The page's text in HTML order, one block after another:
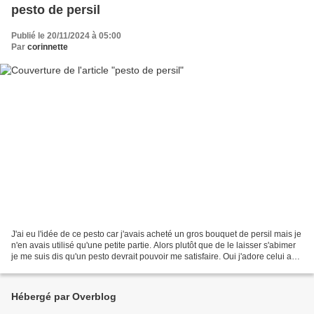
pesto de persil
Publié le 20/11/2024 à 05:00
Par corinnette
J'ai eu l'idée de ce pesto car j'avais acheté un gros bouquet de persil mais je
n'en avais utilisé qu'une petite partie. Alors plutôt que de le laisser s'abimer
je me suis dis qu'un pesto devrait pouvoir me satisfaire. Oui j'adore celui au
Hébergé par Overblog